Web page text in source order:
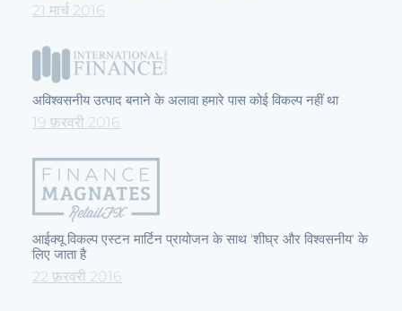
21 मार्च 2016
अविश्वसनीय उत्पाद बनाने के अलावा हमारे पास कोई विकल्प नहीं था
19 फ़रवरी 2016
आईक्यू विकल्प एस्टन मार्टिन प्रायोजन के साथ 'शीघ्र और विश्वसनीय' के
लिए जाता है
22 फ़रवरी 2016